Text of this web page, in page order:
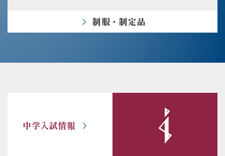
制服・制定品
中学入試情報